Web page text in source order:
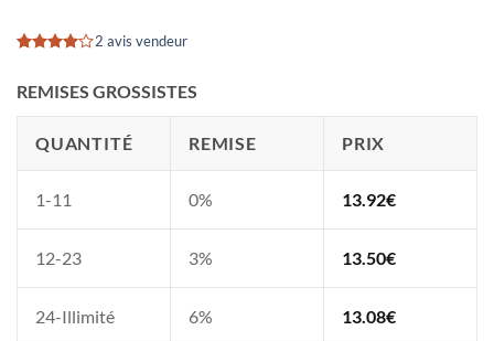
basé sur
2 avis vendeur
REMISES GROSSISTES
QUANTITÉ REMISE PRIX
1-11 0% 13.92€
12-23 3% 13.50€
24-Illimité 6% 13.08€